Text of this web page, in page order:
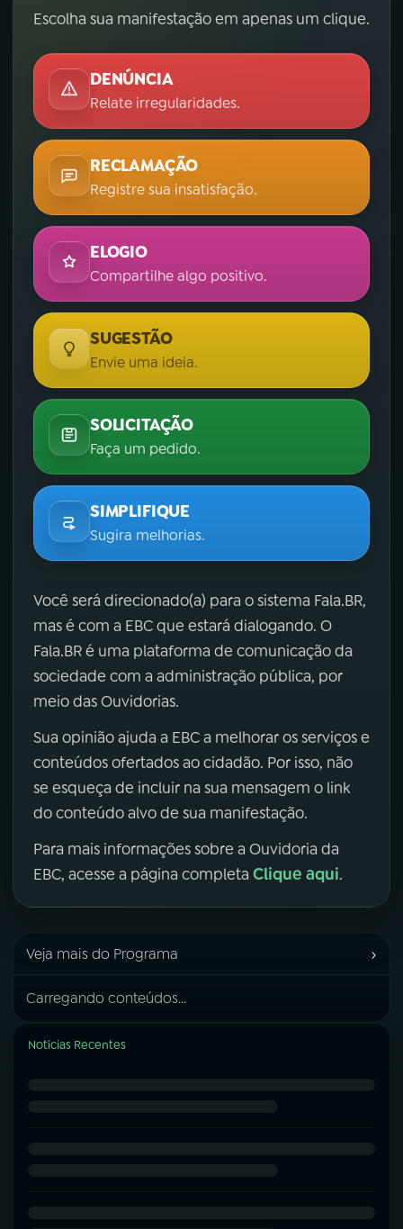
Escolha sua manifestação em apenas um clique.
DENÚNCIA
Relate irregularidades.
RECLAMAÇÃO
Registre sua insatisfação.
ELOGIO
Compartilhe algo positivo.
SUGESTÃO
Envie uma ideia.
SOLICITAÇÃO
Faça um pedido.
SIMPLIFIQUE
Sugira melhorias.
Você será direcionado(a) para o sistema Fala.BR,
mas é com a EBC que estará dialogando. O
Fala.BR é uma plataforma de comunicação da
sociedade com a administração pública, por
meio das Ouvidorias.
Sua opinião ajuda a EBC a melhorar os serviços e
conteúdos ofertados ao cidadão. Por isso, não
se esqueça de incluir na sua mensagem o link
do conteúdo alvo de sua manifestação.
Para mais informações sobre a Ouvidoria da
EBC, acesse a página completa Clique aqui.
Veja mais do Programa ›
Carregando conteúdos...
Notícias Recentes